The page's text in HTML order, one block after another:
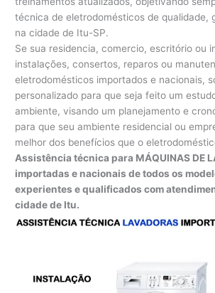
técnica de eletrodomésticos de qualidade,
na cidade de Itu-SP.
Se sua residencia, comercio, escritório ou
instalações, consertos, reparos ou
eletrodomésticos importados e nacionais,
personalizado para que seja feito um
ambiente, visando um planejamento e
para que seu ambiente residencial ou
melhor dos benefícios que o
Assistência técnica para MÁQUINAS DE
importadas e nacionais de todos os
experientes e qualificados com
cidade de Itu.